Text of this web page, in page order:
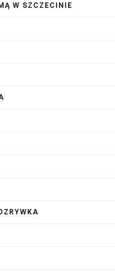
W SZCZECINIE